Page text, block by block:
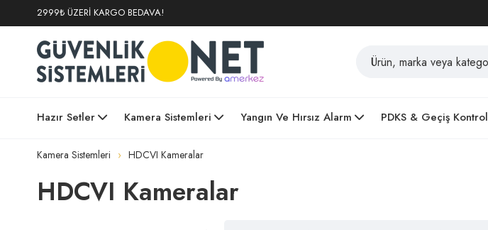
2999₺ ÜZERİ KARGO BEDAVA!
Hazır Setler Kamera Sistemleri Yangın Ve Hırsız Alarm PDKS & Geçiş Kontrol
Kamera Sistemleri HDCVI Kameralar
HDCVI Kameralar